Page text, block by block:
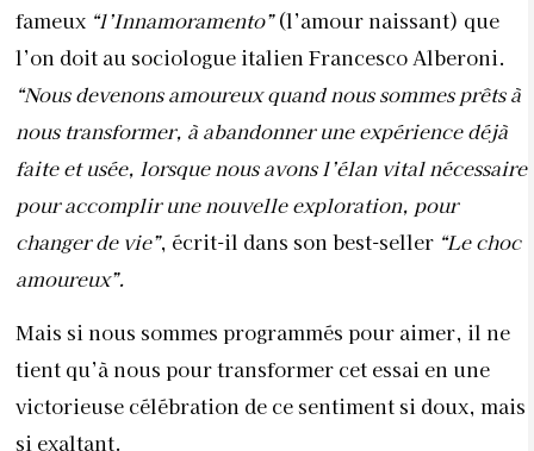
fameux “l’Innamoramento”(l’amour naissant) que
l’on doit au sociologue italien Francesco Alberoni.
“Nous devenons amoureux quand nous sommes prêts à
nous transformer, à abandonner une expérience déjà
faite et usée, lorsque nous avons l’élan vital nécessaire
pour accomplir une nouvelle exploration, pour
changer de vie”, écrit-il dans son best-seller “Le choc
amoureux”.
Mais si nous sommes programmés pour aimer, il ne
tient qu’à nous pour transformer cet essai en une
victorieuse célébration de ce sentiment si doux, mais
si exaltant.